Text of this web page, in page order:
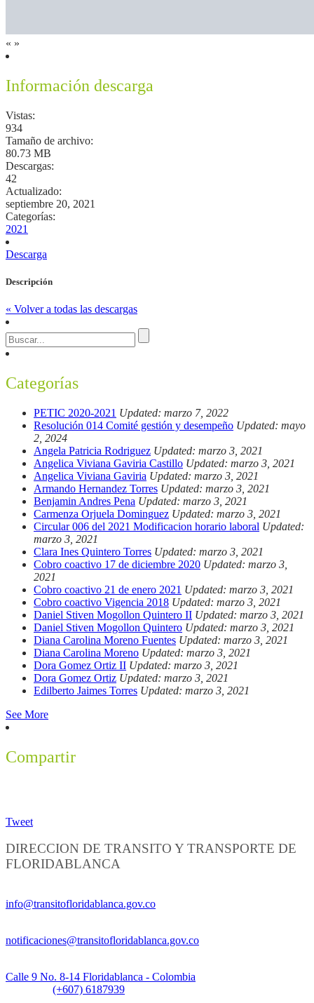
« »
Información descarga
Vistas:
934
Tamaño de archivo:
80.73 MB
Descargas:
42
Actualizado:
septiembre 20, 2021
Categorías:
2021
Descarga
Descripción
« Volver a todas las descargas
Categorías
PETIC 2020-2021 Updated: marzo 7, 2022
Resolución 014 Comité gestión y desempeño Updated: mayo
2, 2024
Angela Patricia Rodriguez Updated: marzo 3, 2021
Angelica Viviana Gaviria Castillo Updated: marzo 3, 2021
Angelica Viviana Gaviria Updated: marzo 3, 2021
Armando Hernandez Torres Updated: marzo 3, 2021
Benjamin Andres Pena Updated: marzo 3, 2021
Carmenza Orjuela Dominguez Updated: marzo 3, 2021
Circular 006 del 2021 Modificacion horario laboral Updated:
marzo 3, 2021
Clara Ines Quintero Torres Updated: marzo 3, 2021
Cobro coactivo 17 de diciembre 2020 Updated: marzo 3,
2021
Cobro coactivo 21 de enero 2021 Updated: marzo 3, 2021
Cobro coactivo Vigencia 2018 Updated: marzo 3, 2021
Daniel Stiven Mogollon Quintero II Updated: marzo 3, 2021
Daniel Stiven Mogollon Quintero Updated: marzo 3, 2021
Diana Carolina Moreno Fuentes Updated: marzo 3, 2021
Diana Carolina Moreno Updated: marzo 3, 2021
Dora Gomez Ortiz II Updated: marzo 3, 2021
Dora Gomez Ortiz Updated: marzo 3, 2021
Edilberto Jaimes Torres Updated: marzo 3, 2021
See More
Compartir
Tweet
DIRECCION DE TRANSITO Y TRANSPORTE DE
FLORIDABLANCA
info@transitofloridablanca.gov.co
notificaciones@transitofloridablanca.gov.co
Calle 9 No. 8-14 Floridablanca - Colombia
(+607) 6187939